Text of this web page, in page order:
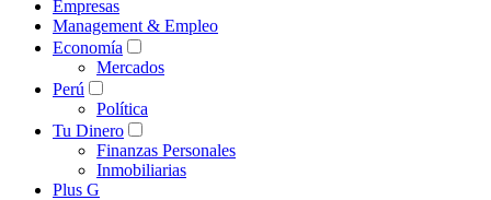
Empresas
Management & Empleo
Economía
Mercados
Perú
Política
Tu Dinero
Finanzas Personales
Inmobiliarias
Plus G